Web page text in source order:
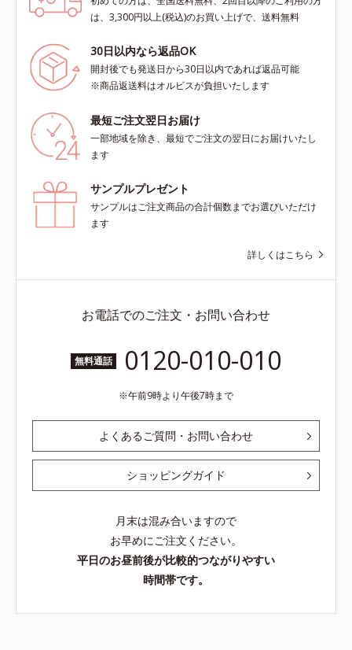
は、3,300円以上(税込)のお買い上げで、送料無料
30日以内なら返品OK
開封後でも発送日から30日以内であれば返品可能
※商品返送料はオルビスが負担いたします
最短ご注文翌日お届け
一部地域を除き、最短でご注文の翌日にお届けいたし
ます
サンプルプレゼント
サンプルはご注文商品の合計個数までお選びいただけ
ます
詳しくはこちら
お電話でのご注文・お問い合わせ
無料通話 0120-010-010
午前9時より午後7時まで
よくあるご質問・お問い合わせ
ショッピングガイド
月末は混み合いますので
お早めにご注文ください。
平日のお昼前後が比較的つながりやすい
時間帯です。